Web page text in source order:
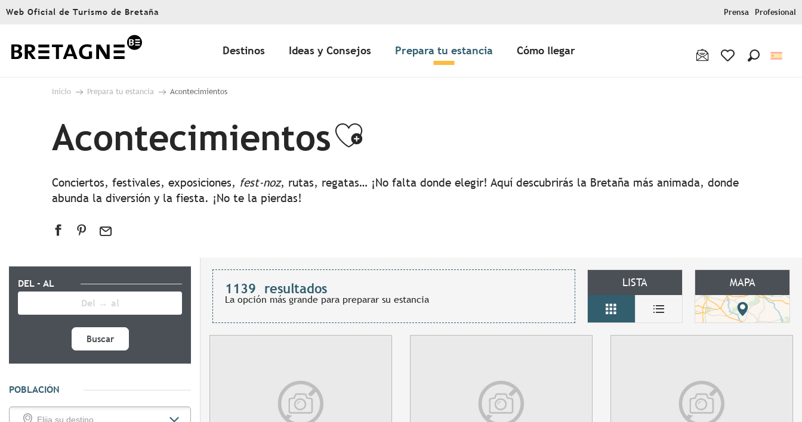
Aller
principal
Web Oficial de Turismo de Bretaña Prensa Profesional
Destinos Ideas y Consejos Prepara tu estancia Cómo llegar
Inicio Prepara tu estancia Acontecimientos
AcontecimientosAjouter aux favoris
Conciertos, festivales, exposiciones, fest-noz, rutas, regatas… ¡No falta donde elegir! Aquí descubrirás la Bretaña más animada, donde
abunda la diversión y la fiesta. ¡No te la pierdas!
DEL - AL
Buscar
POBLACIÓN
1139 resultados
La opción más grande para preparar su estancia
LISTA MAPA